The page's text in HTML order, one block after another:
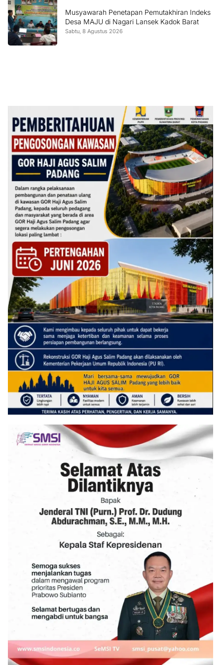
Musyawarah Penetapan Pemutakhiran Indeks
Desa MAJU di Nagari Lansek Kadok Barat
Sabtu, 8 Agustus 2026